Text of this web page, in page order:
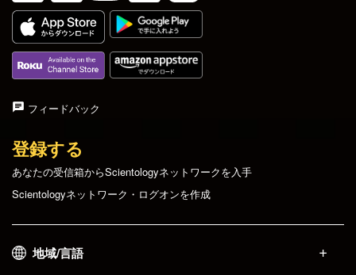
フィードバック
登録する
あなたの受信箱からScientologyネットワークを入手
Scientologyネットワーク・ログオンを作成
地域/言語